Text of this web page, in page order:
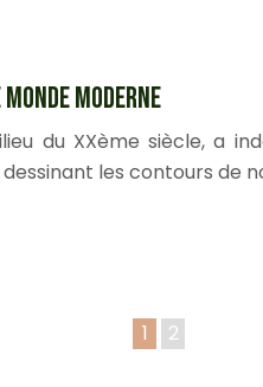
moderne
du XXème siècle, a
les contours de
1 2